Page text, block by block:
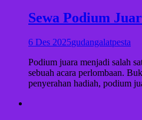
Sewa Podium
6 Des 2025gudangalatpesta
Podium juara menjadi salah
sebuah acara perlombaan.
penyerahan hadiah, podium